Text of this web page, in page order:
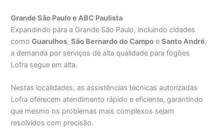
Grande São Paulo e ABC Paulista
Expandindo para a Grande São Paulo, incluindo cidades
comoGuarulhos,São Bernardo do Campo eSanto André,
a demanda por serviços de alta qualidade para fogões
Lofra segue em alta.
Nestas localidades, as assistências técnicas autorizadas
Lofra oferecem atendimento rápido e eficiente, garantindo
que mesmo os problemas mais complexos sejam
resolvidos com precisão.